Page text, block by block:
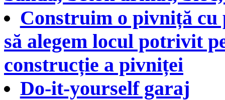
Construim o pivniță
să alegem locul potrivit
construcție a pivniței
Do-it-yourself garaj